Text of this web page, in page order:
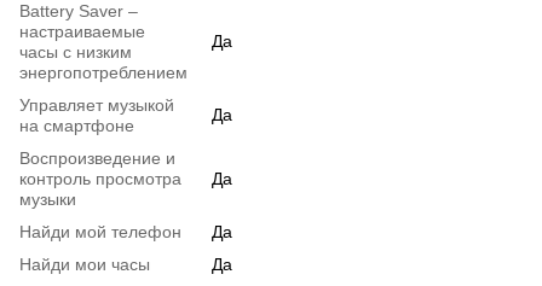
Battery Saver –
настраиваемые
часы с низким
энергопотреблением
Да
Управляет музыкой
на смартфоне
Да
Воспроизведение и
контроль просмотра
музыки
Да
Найди мой телефон
Да
Найди мои часы
Да